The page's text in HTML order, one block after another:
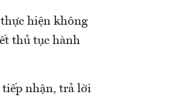
hiện không
thủ tục hành
tiếp nhận, trả lời